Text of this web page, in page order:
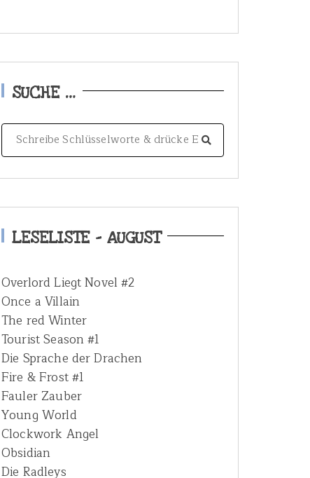
SUCHE …
S
e
c
h
f
r
:
LESELISTE – AUGUST
Overlord Liegt Novel #2
Once a Villain
The red Winter
Tourist Season #1
Die Sprache der Drachen
Fire & Frost #1
Fauler Zauber
Young World
Clockwork Angel
Obsidian
Die Radleys